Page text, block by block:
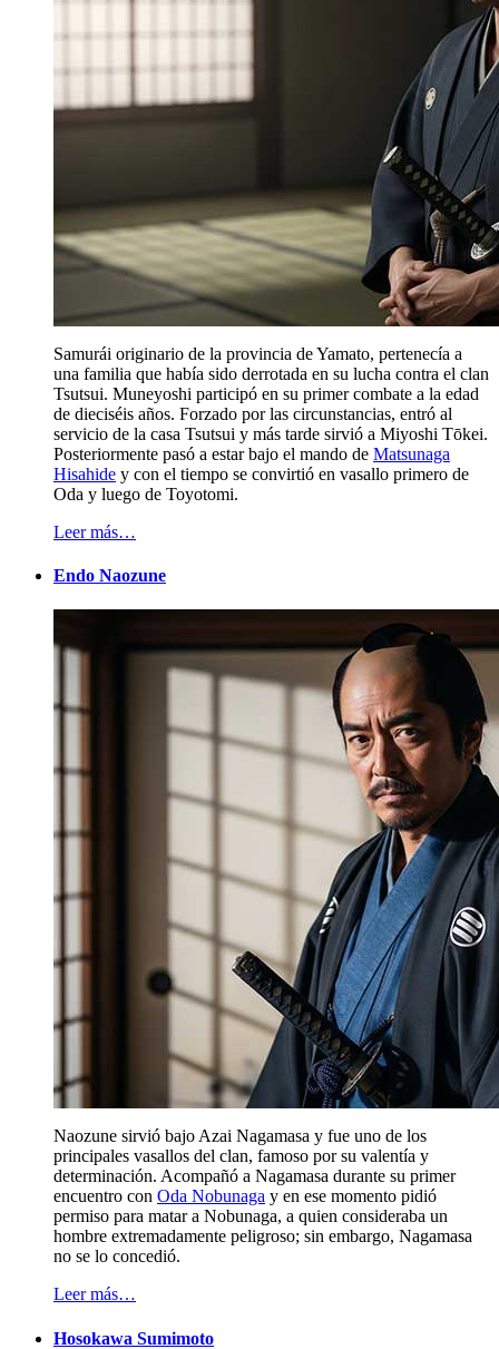
Samurái originario de la provincia de Yamato, pertenecía a
una familia que había sido derrotada en su lucha contra el clan
Tsutsui. Muneyoshi participó en su primer combate a la edad
de dieciséis años. Forzado por las circunstancias, entró al
servicio de la casa Tsutsui y más tarde sirvió a Miyoshi Tōkei.
Posteriormente pasó a estar bajo el mando de Matsunaga
Hisahide y con el tiempo se convirtió en vasallo primero de
Oda y luego de Toyotomi.
Leer más…
Endo Naozune
Naozune sirvió bajo Azai Nagamasa y fue uno de los
principales vasallos del clan, famoso por su valentía y
determinación. Acompañó a Nagamasa durante su primer
encuentro con Oda Nobunaga y en ese momento pidió
permiso para matar a Nobunaga, a quien consideraba un
hombre extremadamente peligroso; sin embargo, Nagamasa
no se lo concedió.
Leer más…
Hosokawa Sumimoto